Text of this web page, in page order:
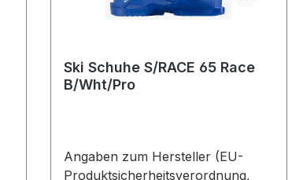
Ski Schuhe S/RACE 65 Race
B/Wht/Pro
Angaben zum Hersteller (EU-
Produktsicherheitsverordnung,